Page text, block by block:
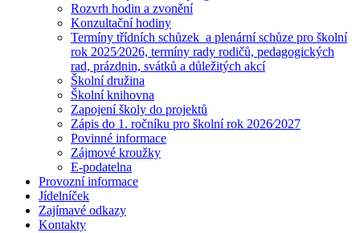
Rozvrh hodin a zvonění
Konzultační hodiny
Termíny třídních schůzek a plenární schůze pro školní
rok 2025⁄2026, termíny rady rodičů, pedagogických
rad, prázdnin, svátků a důležitých akcí
Školní družina
Školní knihovna
Zapojení školy do projektů
Zápis do 1. ročníku pro školní rok 2026⁄2027
Povinné informace
Zájmové kroužky
E-podatelna
Provozní informace
Jídelníček
Zajímavé odkazy
Kontakty